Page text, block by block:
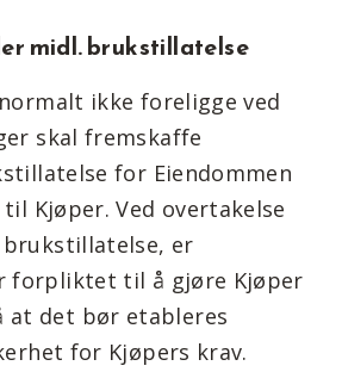
midl. brukstillatelse
ikke foreligge ved
skal fremskaffe
for Eiendommen
Kjøper. Ved overtakelse
er
forpliktet til å gjøre Kjøper
at det bør etableres
for Kjøpers krav.